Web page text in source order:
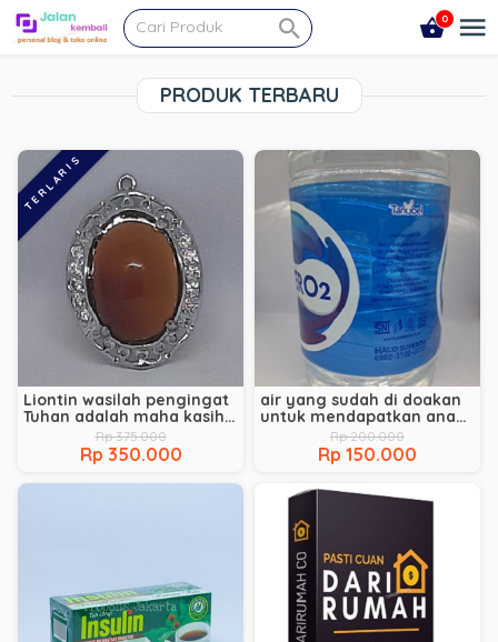
0
PRODUK TERBARU
TERLARIS
Liontin wasilah pengingat
Tuhan adalah maha kasih
dan maha penjawab
segala doa dan doa
manjur doa pengabul
hajat
Rp 375.000
Rp 350.000
air yang sudah di doakan
untuk mendapatkan anak
kandung atau keturunan
Rp 200.000
Rp 150.000